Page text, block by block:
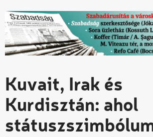
Kuvait, Irak és
Kurdisztán: ahol